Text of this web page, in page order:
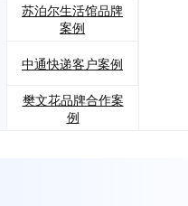
苏泊尔生活馆品牌
案例
中通快递客户案例
樊文花品牌合作案
例